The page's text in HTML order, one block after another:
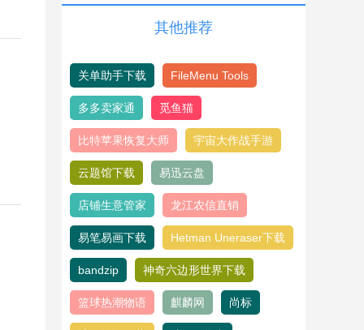
其他推荐
关单助手下载 FileMenu Tools
多多卖家通 觅鱼猫
比特苹果恢复大师 宇宙大作战手游
云题馆下载 易迅云盘
店铺生意管家 龙江农信直销
易笔易画下载 Hetman Uneraser下载
bandzip 神奇六边形世界下载
篮球热潮物语 麒麟网 尚标